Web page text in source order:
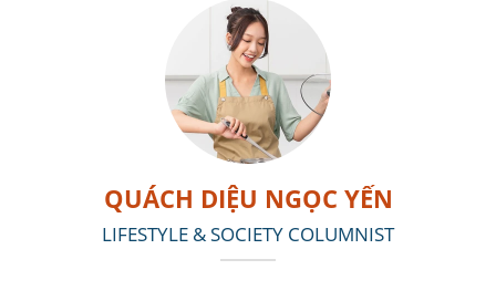
QUÁCH DIỆU NGỌC YẾN
LIFESTYLE & SOCIETY COLUMNIST